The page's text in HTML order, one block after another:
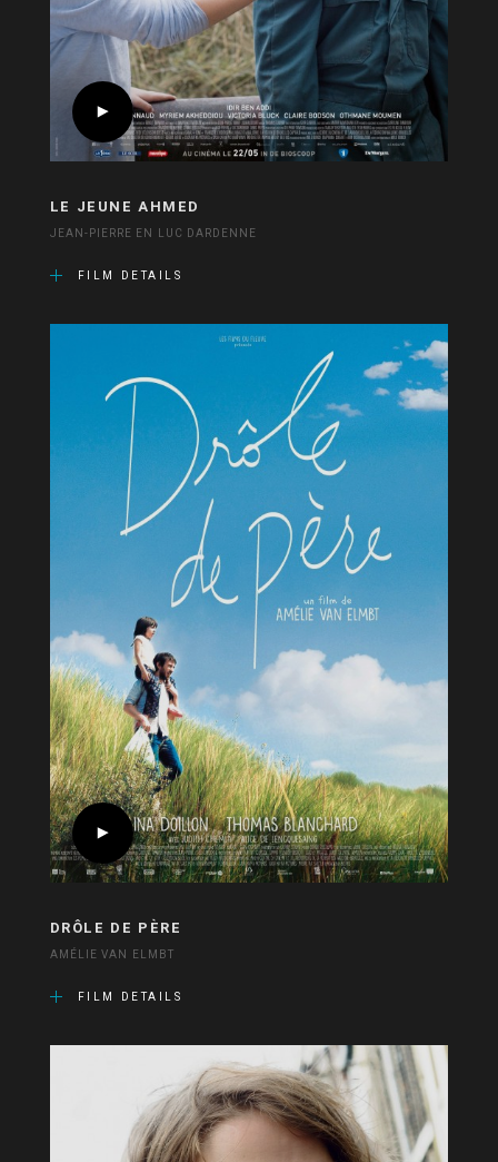
LE JEUNE AHMED
JEAN-PIERRE EN LUC DARDENNE
FILM DETAILS
DRÔLE DE PÈRE
AMÉLIE VAN ELMBT
FILM DETAILS